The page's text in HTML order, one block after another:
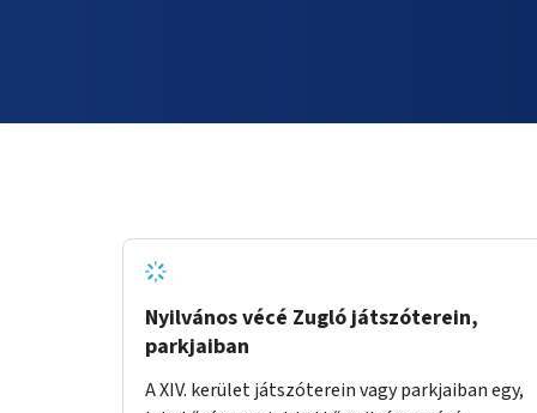
Nyilvános vécé Zugló játszóterein,
parkjaiban
A XIV. kerület játszóterein vagy parkjaiban egy,